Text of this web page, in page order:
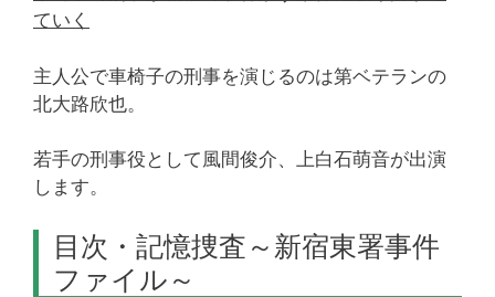
ていく
主人公で車椅子の刑事を演じるのは第ベテランの
北大路欣也。
若手の刑事役として風間俊介、上白石萌音が出演
します。
目次・記憶捜査～新宿東署事件
ファイル～